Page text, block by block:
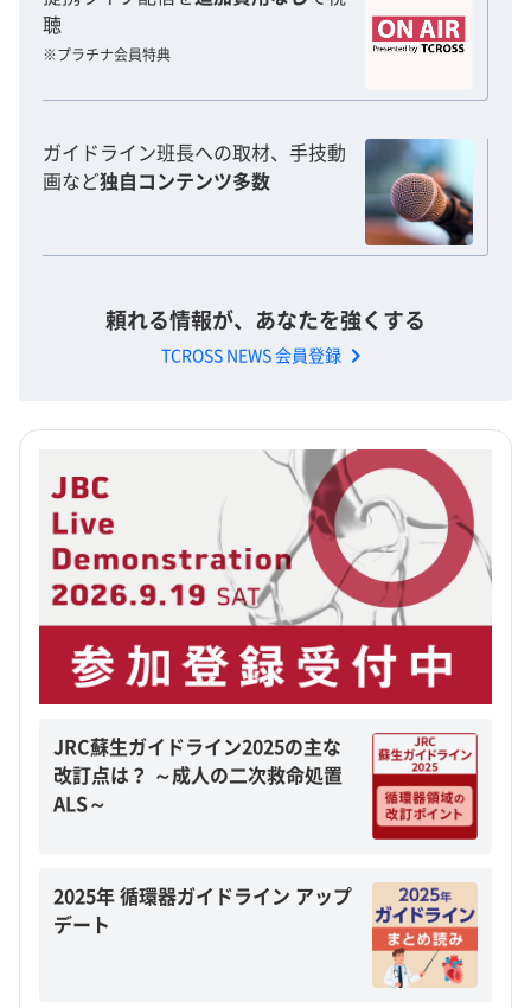
聴
※プラチナ会員特典
ガイドライン班長への取材、手技動
画など独自コンテンツ多数
頼れる情報が、あなたを強くする
TCROSS NEWS 会員登録 chevron_right
JRC蘇生ガイドライン2025の主な
改訂点は？ ～成人の二次救命処置
ALS～
2025年 循環器ガイドライン アップ
デート